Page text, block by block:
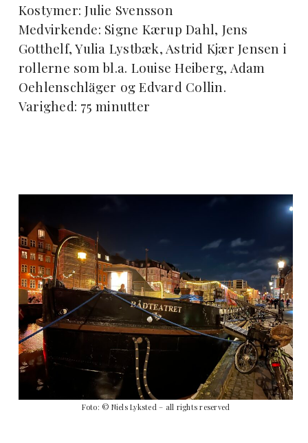
Kostymer: Julie Svensson
Medvirkende: Signe Kærup Dahl, Jens
Gotthelf, Yulia Lystbæk, Astrid Kjær Jensen i
rollerne som bl.a. Louise Heiberg, Adam
Oehlenschläger og Edvard Collin.
Varighed: 75 minutter
Foto: © Niels Lyksted – all rights reserved